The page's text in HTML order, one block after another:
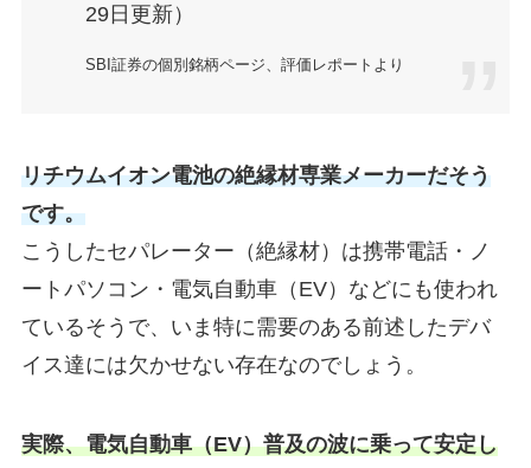
29日更新）
SBI証券の個別銘柄ページ、評価レポートより
リチウムイオン電池の絶縁材専業メーカーだそう
です。
こうしたセパレーター（絶縁材）は携帯電話・ノ
ートパソコン・電気自動車（EV）などにも使われ
ているそうで、いま特に需要のある前述したデバ
イス達には欠かせない存在なのでしょう。
実際、電気自動車（EV）普及の波に乗って安定し